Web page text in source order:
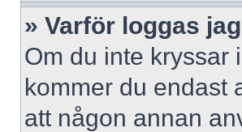
» Varför loggas
Om du inte kryssar i
kommer du endast
att någon annan